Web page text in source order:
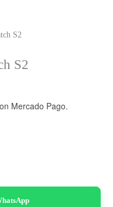
S2
S2
Mercado Pago.